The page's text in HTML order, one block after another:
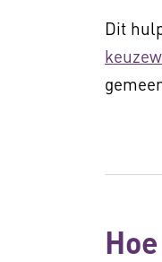
Dit